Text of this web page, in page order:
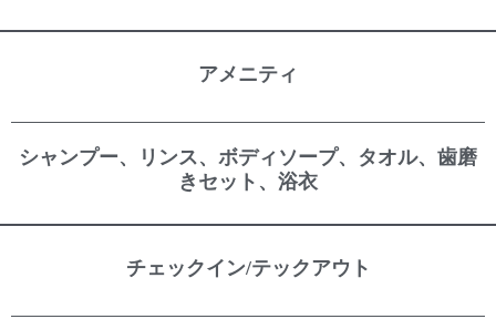
アメニティ
シャンプー、リンス、ボディソープ、タオル、歯磨
きセット、浴衣
チェックイン/テックアウト